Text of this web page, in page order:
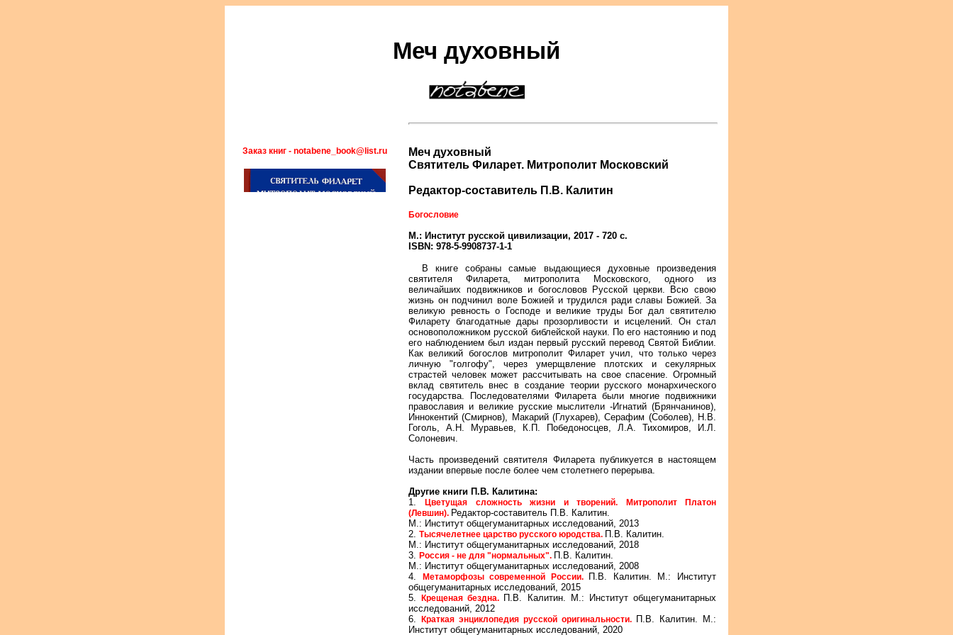
Меч духовный
Заказ книг - notabene_book@list.ru
Меч духовный
Святитель Филарет. Митрополит Московский
Редактор-составитель П.В. Калитин
Богословие
М.: Институт русской цивилизации, 2017 - 720 с.
ISBN: 978-5-9908737-1-1
В книге собраны самые выдающиеся духовные произведения
святителя Филарета, митрополита Московского, одного из
величайших подвижников и богословов Русской церкви. Всю свою
жизнь он подчинил воле Божией и трудился ради славы Божией. За
великую ревность о Господе и великие труды Бог дал святителю
Филарету благодатные дары прозорливости и исцелений. Он стал
основоположником русской библейской науки. По его настоянию и под
его наблюдением был издан первый русский перевод Святой Библии.
Как великий богослов митрополит Филарет учил, что только через
личную "голгофу", через умерщвление плотских и секулярных
страстей человек может рассчитывать на свое спасение. Огромный
вклад святитель внес в создание теории русского монархического
государства. Последователями Филарета были многие подвижники
православия и великие русские мыслители -Игнатий (Брянчанинов),
Иннокентий (Смирнов), Макарий (Глухарев), Серафим (Соболев), Н.В.
Гоголь, А.Н. Муравьев, К.П. Победоносцев, Л.А. Тихомиров, И.Л.
Солоневич.
Часть произведений святителя Филарета публикуется в настоящем
издании впервые после более чем столетнего перерыва.
Другие книги П.В. Калитина:
1.Цветущая сложность жизни и творений. Митрополит Платон
(Левшин). Редактор-составитель П.В. Калитин.
М.: Институт общегуманитарных исследований, 2013
2. Тысячелетнее царство русского юродства. П.В. Калитин.
М.: Институт общегуманитарных исследований, 2018
3. Россия - не для "нормальных". П.В. Калитин.
М.: Институт общегуманитарных исследований, 2008
4.
Метаморфозы современной России.
П.В. Калитин. М.: Институт
общегуманитарных исследований, 2015
5.Крещеная бездна. П.В. Калитин. М.: Институт общегуманитарных
исследований, 2012
6.
Краткая энциклопедия русской оригинальности. П.В. Калитин. М.:
Институт общегуманитарных исследований, 2020